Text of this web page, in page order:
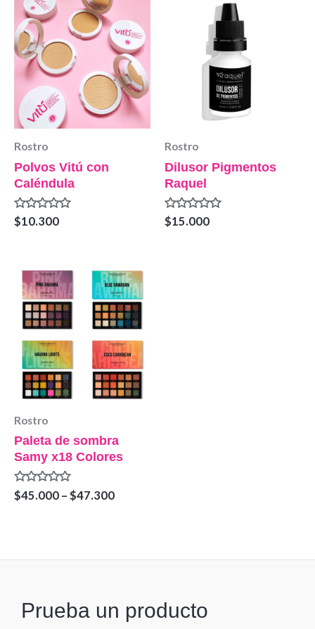
Rostro
Polvos Vitú con
Caléndula
Valorado
en
$10.300
Rostro
Dilusor Pigmentos
Raquel
Valorado
en
$15.000
Rostro
Paleta de sombra
Samy x18 Colores
Valorado
en
$45.000 – $47.300
Prueba un producto